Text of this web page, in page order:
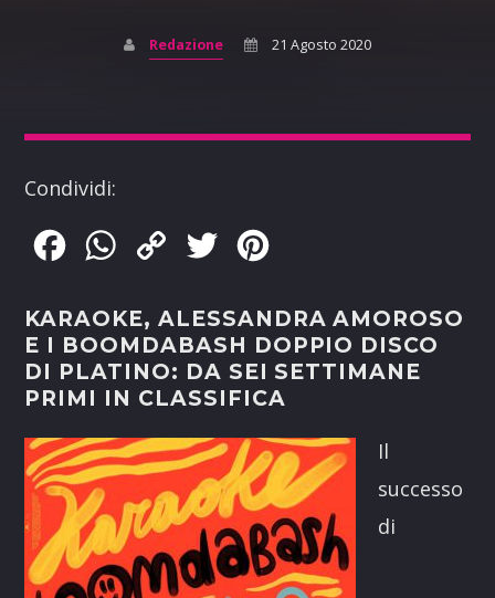
Redazione 21 Agosto 2020
Condividi:
FacebookWhatsApp
Copy
Twitter
KARAOKE, ALESSANDRA AMOROSO
E I BOOMDABASH DOPPIO DISCO
DI PLATINO: DA SEI SETTIMANE
PRIMI IN CLASSIFICA
Il
successo
di